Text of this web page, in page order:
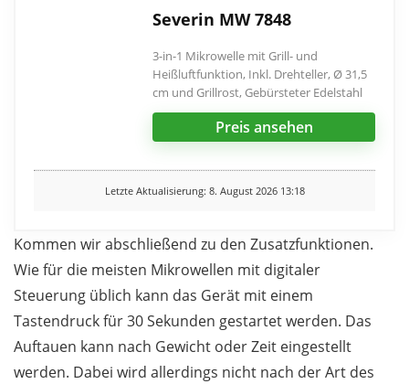
Severin MW 7848
3-in-1 Mikrowelle mit Grill- und
Heißluftfunktion, Inkl. Drehteller, Ø 31,5
cm und Grillrost, Gebürsteter Edelstahl
Preis ansehen
Letzte Aktualisierung: 8. August 2026 13:18
Kommen wir abschließend zu den Zusatzfunktionen.
Wie für die meisten Mikrowellen mit digitaler
Steuerung üblich kann das Gerät mit einem
Tastendruck für 30 Sekunden gestartet werden. Das
Auftauen kann nach Gewicht oder Zeit eingestellt
werden. Dabei wird allerdings nicht nach der Art des